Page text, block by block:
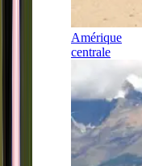
Amérique
centrale